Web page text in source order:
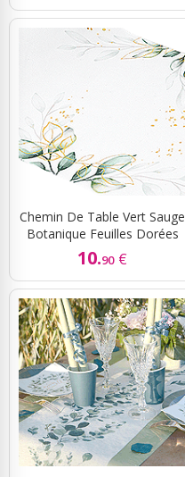
Chemin De Table Vert Sauge
Botanique Feuilles Dorées
10.90 €